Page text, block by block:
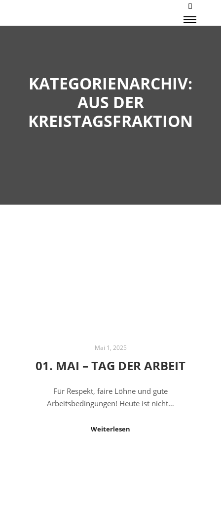
Mehr
KATEGORIENARCHIV:
AUS DER
KREISTAGSFRAKTION
Mai 1, 2025
01. MAI – TAG DER ARBEIT
Für Respekt, faire Löhne und gute
Arbeitsbedingungen! Heute ist nicht…
Weiterlesen